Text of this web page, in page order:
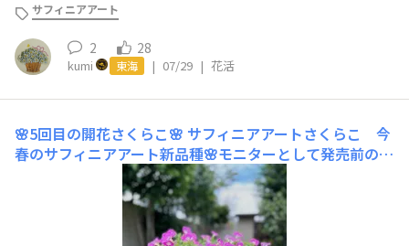
サフィニアアート
2 28
kumi 東海 | 07/29 | 花活
🌸5回目の開花さくらこ🌸 サフィニアアートさくらこ 今
春のサフィニアアート新品種🌸モニターとして発売前の苗
を昨春から育てていた2年目株☺️5️⃣回目の開花🌸(5️⃣回目
の満開…とは口が裂けても言えない😂)えっとご覧の通り
満身創痍の開花😅気温が上がると濃いピンクになる特徴
も出てます😌真ん中ザビエルが始まっててココから下り